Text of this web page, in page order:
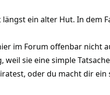
ein alter Hut. In dem
im Forum offenbar nicht
sie eine simple
oder du macht dir ein